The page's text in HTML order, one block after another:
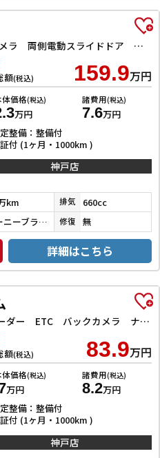
ハイブリッドX ETC バックカメラ 両側電動スライドドア クリアランスソナー オートクルーズコントロール レーンアシスト オートライト スマートキー アイドリングストップ 電動格納ミラー シートヒーター
額(税込) 159.9万円
体価格(税込)
万円
諸費用(税込)
7.6万円
整備：整備付
付 (1ヶ月・1000km )
神戸店
km 排気 660cc
トーニーブラウンメタリック 修復 無
詳細はこちら
G・Lパッケージ ドライブレコーダー ETC バックカメラ ナビ TV オートクルーズコントロール 衝突被害軽減システム オートライト スマートキー アイドリングストップ 電動格納ミラー ベンチシート CVT ESC
額(税込) 83.9万円
体価格(税込)
万円
諸費用(税込)
8.2万円
整備：整備付
付 (1ヶ月・1000km )
神戸店